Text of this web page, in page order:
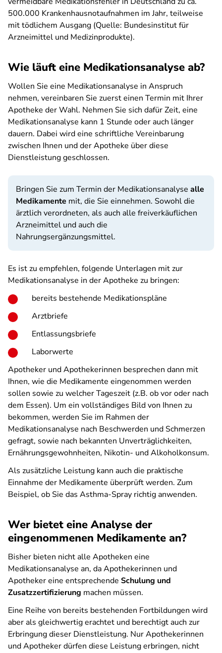
500.000 Krankenhausnotaufnahmen im Jahr, teilweise
mit tödlichem Ausgang (Quelle: Bundesinstitut für
Arzneimittel und Medizinprodukte).
Wie läuft eine Medikationsanalyse ab?
Wollen Sie eine Medikationsanalyse in Anspruch
nehmen, vereinbaren Sie zuerst einen Termin mit Ihrer
Apotheke der Wahl. Nehmen Sie sich dafür Zeit, eine
Medikationsanalyse kann 1 Stunde oder auch länger
dauern. Dabei wird eine schriftliche Vereinbarung
zwischen Ihnen und der Apotheke über diese
Dienstleistung geschlossen.
Bringen Sie zum Termin der Medikationsanalyse alle
Medikamente mit, die Sie einnehmen. Sowohl die
ärztlich verordneten, als auch alle freiverkäuflichen
Arzneimittel und auch die
Nahrungsergänzungsmittel.
Es ist zu empfehlen, folgende Unterlagen mit zur
Medikationsanalyse in der Apotheke zu bringen:
bereits bestehende Medikationspläne
Arztbriefe
Entlassungsbriefe
Laborwerte
Apotheker und Apothekerinnen besprechen dann mit
Ihnen, wie die Medikamente eingenommen werden
sollen sowie zu welcher Tageszeit (z.B. ob vor oder nach
dem Essen). Um ein vollständiges Bild von Ihnen zu
bekommen, werden Sie im Rahmen der
Medikationsanalyse nach Beschwerden und Schmerzen
gefragt, sowie nach bekannten Unverträglichkeiten,
Ernährungsgewohnheiten, Nikotin- und Alkoholkonsum.
Als zusätzliche Leistung kann auch die praktische
Einnahme der Medikamente überprüft werden. Zum
Beispiel, ob Sie das Asthma-Spray richtig anwenden.
Wer bietet eine Analyse der
eingenommenen Medikamente an?
Bisher bieten nicht alle Apotheken eine
Medikationsanalyse an, da Apothekerinnen und
Apotheker eine entsprechende Schulung und
Zusatzzertifizierung machen müssen.
Eine Reihe von bereits bestehenden Fortbildungen wird
aber als gleichwertig erachtet und berechtigt auch zur
Erbringung dieser Dienstleistung. Nur Apothekerinnen
und Apotheker dürfen diese Leistung erbringen, nicht